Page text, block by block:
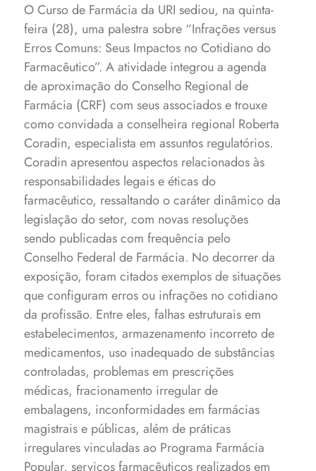
O Curso de Farmácia da URI sediou, na quinta-
feira (28), uma palestra sobre “Infrações versus
Erros Comuns: Seus Impactos no Cotidiano do
Farmacêutico”. A atividade integrou a agenda
de aproximação do Conselho Regional de
Farmácia (CRF) com seus associados e trouxe
como convidada a conselheira regional Roberta
Coradin, especialista em assuntos regulatórios.
Coradin apresentou aspectos relacionados às
responsabilidades legais e éticas do
farmacêutico, ressaltando o caráter dinâmico da
legislação do setor, com novas resoluções
sendo publicadas com frequência pelo
Conselho Federal de Farmácia. No decorrer da
exposição, foram citados exemplos de situações
que configuram erros ou infrações no cotidiano
da profissão. Entre eles, falhas estruturais em
estabelecimentos, armazenamento incorreto de
medicamentos, uso inadequado de substâncias
controladas, problemas em prescrições
médicas, fracionamento irregular de
embalagens, inconformidades em farmácias
magistrais e públicas, além de práticas
irregulares vinculadas ao Programa Farmácia
Popular, serviços farmacêuticos realizados em